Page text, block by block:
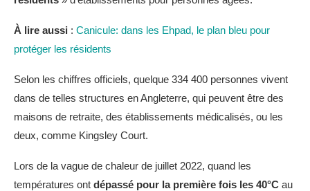
À lire aussi : Canicule: dans les Ehpad, le plan bleu pour
protéger les résidents
Selon les chiffres officiels, quelque 334 400 personnes vivent
dans de telles structures en Angleterre, qui peuvent être des
maisons de retraite, des établissements médicalisés, ou les
deux, comme Kingsley Court.
Lors de la vague de chaleur de juillet 2022, quand les
températures ont dépassé pour la première fois les 40°C au